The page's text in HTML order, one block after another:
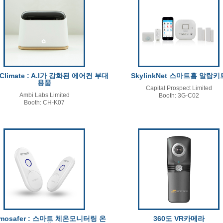
: A.I가 강화된 에어컨 부대
용품
Ambi Labs Limited
Booth: CH-K07
SkylinkNet 스마트홈 알람키
Capital Prospect Limited
Booth: 3G-C02
: 스마트 체온모니터링 온
360도 VR카메라